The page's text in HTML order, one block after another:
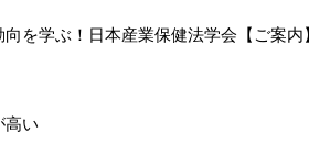
を学ぶ！日本産業保健法学会【ご案内
高い